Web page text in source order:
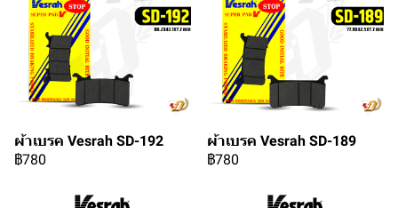
ผ้าเบรค Vesrah SD-192
฿780
ผ้าเบรค Vesrah SD-189
฿780